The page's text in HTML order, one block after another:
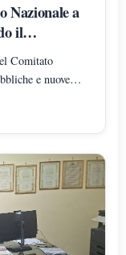
Nazionale a
il
Comitato
e nuove
di Caserta.